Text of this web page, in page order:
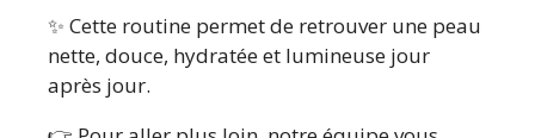
✨ Cette routine permet de retrouver une peau
nette, douce, hydratée et lumineuse jour
après jour.